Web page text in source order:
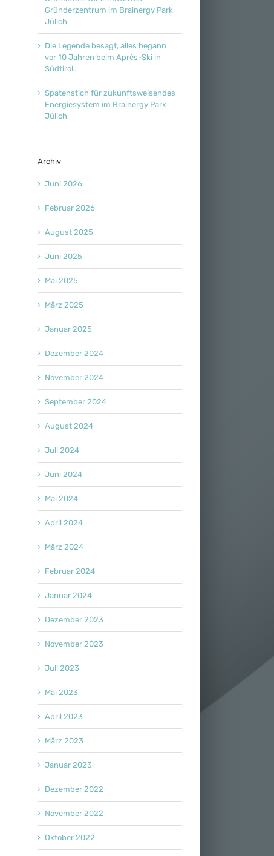
Gründerzentrum im Brainergy Park
Jülich
Die Legende besagt, alles begann
vor 10 Jahren beim Après-Ski in
Südtirol…
Spatenstich für zukunftsweisendes
Energiesystem im Brainergy Park
Jülich
Archiv
Juni 2026
Februar 2026
August 2025
Juni 2025
Mai 2025
März 2025
Januar 2025
Dezember 2024
November 2024
September 2024
August 2024
Juli 2024
Juni 2024
Mai 2024
April 2024
März 2024
Februar 2024
Januar 2024
Dezember 2023
November 2023
Juli 2023
Mai 2023
April 2023
März 2023
Januar 2023
Dezember 2022
November 2022
Oktober 2022